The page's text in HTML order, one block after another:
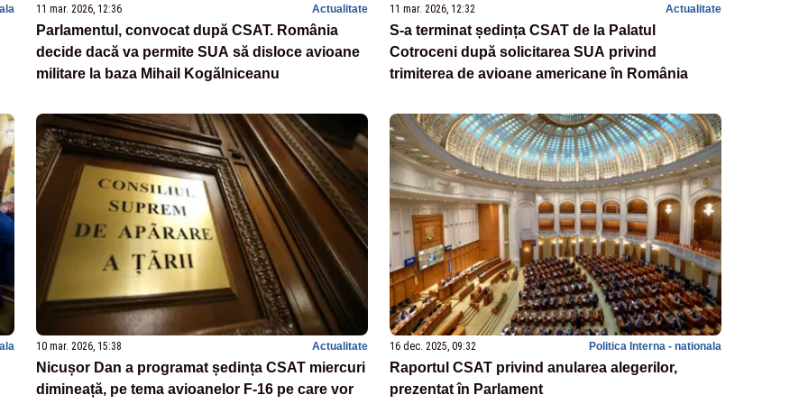
11 mar. 2026, 12:36 Actualitate
Parlamentul, convocat după CSAT. România
decide dacă va permite SUA să disloce avioane
militare la baza Mihail Kogălniceanu
11 mar. 2026, 12:32 Actualitate
S-a terminat ședința CSAT de la Palatul
Cotroceni după solicitarea SUA privind
trimiterea de avioane americane în România
10 mar. 2026, 15:38 Actualitate
Nicușor Dan a programat ședința CSAT miercuri
dimineață, pe tema avioanelor F-16 pe care vor
16 dec. 2025, 09:32 Politica Interna - nationala
Raportul CSAT privind anularea alegerilor,
prezentat în Parlament